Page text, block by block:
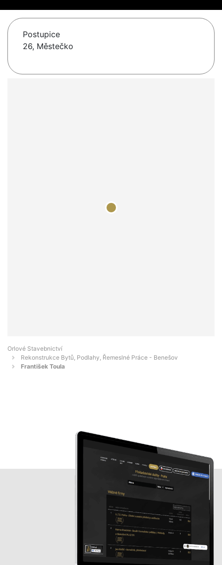
Postupice
26, Městečko
Orlové Stavebnictví
Rekonstrukce Bytů, Podlahy, Řemeslné Práce - Benešov
František Toula